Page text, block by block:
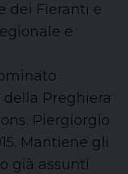
dei Fieranti e
e
Preghiera
Piergiorgio
Mantiene gli
già assunti